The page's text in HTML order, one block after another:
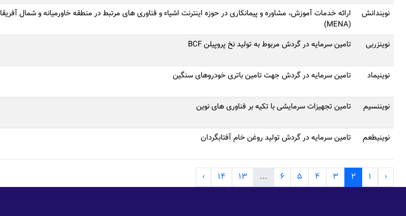
نویندانش
ارائه خدمات آموزش، مشاوره و پیمانکاری در حوزه اینترنت اشیاء و فناوری های مرتبط در منطقه خاورمیانه و شمال آفریقا
(MENA)
نوینزربی
تامین سرمایه در گردش مربوط به تولید نخ پروپیلن BCF
نوینیماد
تامین سرمایه در گردش جهت تامین باتری‌ خودروهای سنگین
نویننسیم
تامین تجهیزات سرمایشی با تکیه بر فناوری های نوین
نوینیطعم
تامین سرمایه در گردش تولید روغن خام آفتابگردان
‹
1
2
3
4
5
6
...
13
14
›